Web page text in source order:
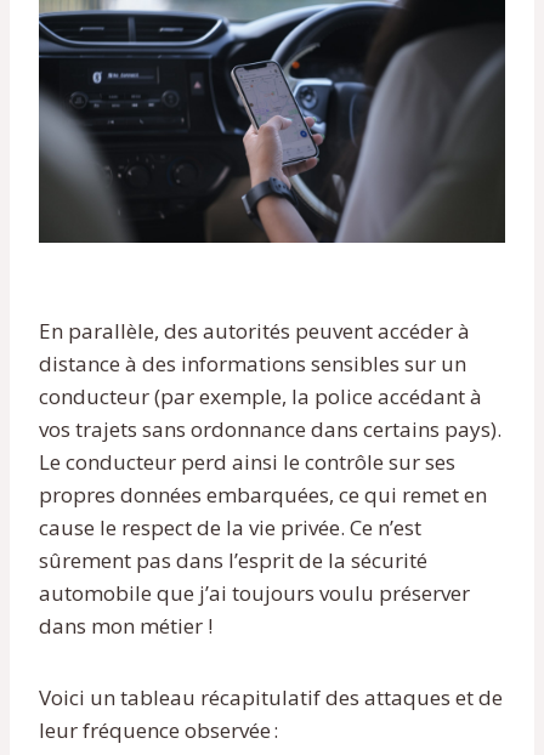
En parallèle, des autorités peuvent accéder à
distance à des informations sensibles sur un
conducteur (par exemple, la police accédant à
vos trajets sans ordonnance dans certains pays).
Le conducteur perd ainsi le contrôle sur ses
propres données embarquées, ce qui remet en
cause le respect de la vie privée. Ce n’est
sûrement pas dans l’esprit de la sécurité
automobile que j’ai toujours voulu préserver
dans mon métier !
Voici un tableau récapitulatif des attaques et de
leur fréquence observée :